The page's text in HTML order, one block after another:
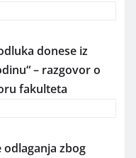
donese iz
– razgovor o
fakulteta
odlaganja zbog